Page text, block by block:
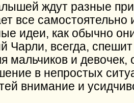
ждут разные
все
идеи, как обычно
Чарли, всегда,
мальчиков и
в непростых
внимание и